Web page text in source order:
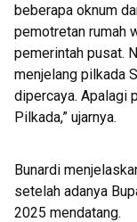
beberapa oknum
pemotretan rumah
pemerintah pusat.
menjelang pilkada
dipercaya. Apalagi
Pilkada,” ujarnya.
Bunardi
setelah adanya
2025 mendatang.